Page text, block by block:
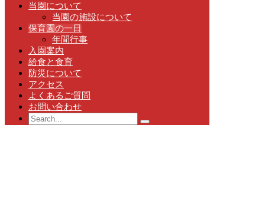
当園について
当園の施設について
保育園の一日
年間行事
入園案内
給食と食育
防災について
アクセス
よくあるご質問
お問い合わせ